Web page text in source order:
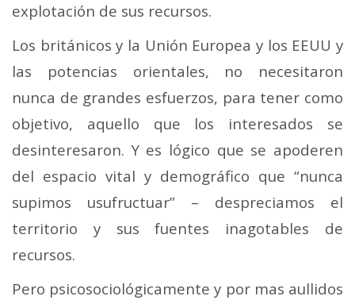
explotación de sus recursos.
Los británicos y la Unión Europea y los EEUU y
las potencias orientales, no necesitaron
nunca de grandes esfuerzos, para tener como
objetivo, aquello que los interesados se
desinteresaron. Y es lógico que se apoderen
del espacio vital y demográfico que “nunca
supimos usufructuar” – despreciamos el
territorio y sus fuentes inagotables de
recursos.
Pero psicosociológicamente y por mas aullidos